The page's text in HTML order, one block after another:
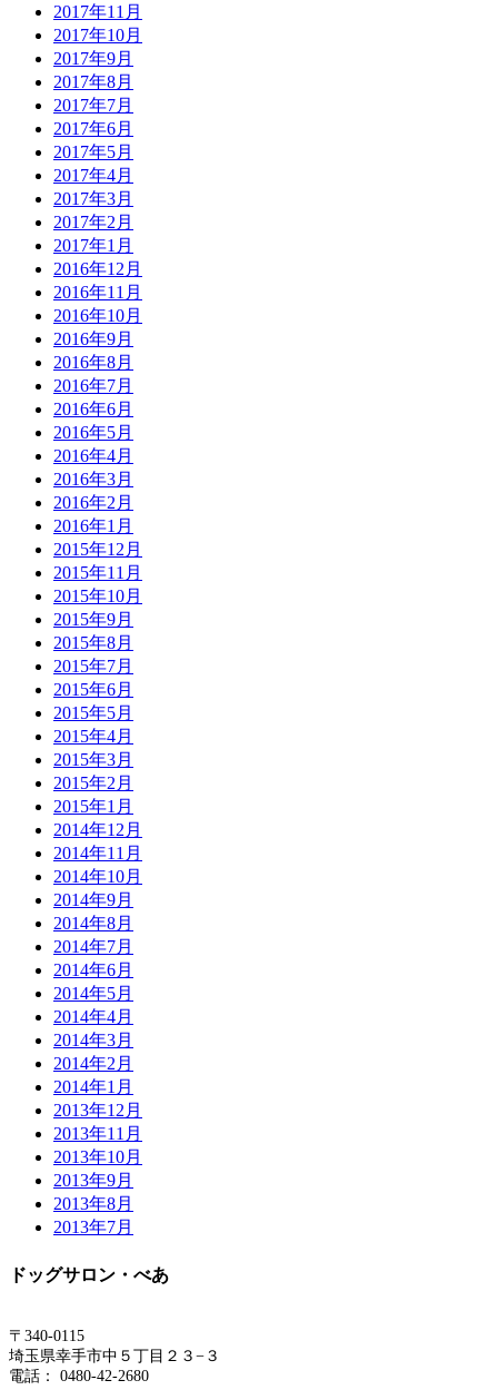
2017年11月
2017年10月
2017年9月
2017年8月
2017年7月
2017年6月
2017年5月
2017年4月
2017年3月
2017年2月
2017年1月
2016年12月
2016年11月
2016年10月
2016年9月
2016年8月
2016年7月
2016年6月
2016年5月
2016年4月
2016年3月
2016年2月
2016年1月
2015年12月
2015年11月
2015年10月
2015年9月
2015年8月
2015年7月
2015年6月
2015年5月
2015年4月
2015年3月
2015年2月
2015年1月
2014年12月
2014年11月
2014年10月
2014年9月
2014年8月
2014年7月
2014年6月
2014年5月
2014年4月
2014年3月
2014年2月
2014年1月
2013年12月
2013年11月
2013年10月
2013年9月
2013年8月
2013年7月
ドッグサロン・べあ
〒340-0115
埼玉県幸手市中５丁目２３−３
電話： 0480-42-2680